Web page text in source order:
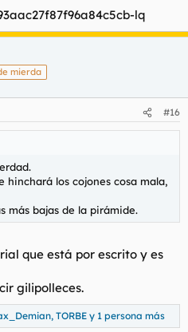
mierda
#16
hinchará los cojones cosa mala,
más bajas de la pirámide.
que está por escrito y es
gilipolleces.
, TORBE y 1 persona más